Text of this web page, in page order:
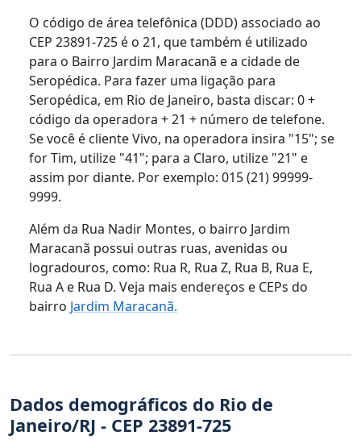
O código de área telefônica (DDD) associado ao
CEP 23891-725 é o 21, que também é utilizado
para o Bairro Jardim Maracanã e a cidade de
Seropédica. Para fazer uma ligação para
Seropédica, em Rio de Janeiro, basta discar: 0 +
código da operadora + 21 + número de telefone.
Se você é cliente Vivo, na operadora insira "15"; se
for Tim, utilize "41"; para a Claro, utilize "21" e
assim por diante. Por exemplo: 015 (21) 99999-
9999.
Além da Rua Nadir Montes, o bairro Jardim
Maracanã possui outras ruas, avenidas ou
logradouros, como: Rua R, Rua Z, Rua B, Rua E,
Rua A e Rua D. Veja mais endereços e CEPs do
bairro Jardim Maracanã.
Dados demográficos do Rio de
Janeiro/RJ - CEP 23891-725